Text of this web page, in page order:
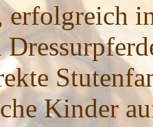
erfolgreich
Kinder